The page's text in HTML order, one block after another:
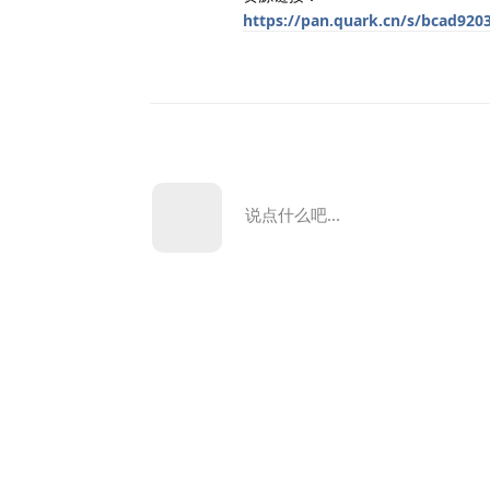
https://pan.quark.cn/s/
说点什么吧...